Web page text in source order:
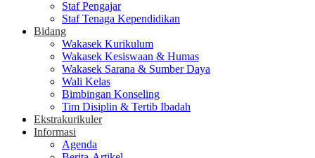
Staf Pengajar
Staf Tenaga Kependidikan
Bidang
Wakasek Kurikulum
Wakasek Kesiswaan & Humas
Wakasek Sarana & Sumber Daya
Wali Kelas
Bimbingan Konseling
Tim Disiplin & Tertib Ibadah
Ekstrakurikuler
Informasi
Agenda